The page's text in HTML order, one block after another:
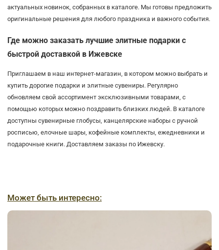
актуальных новинок, собранных в каталоге. Мы готовы предложить
оригинальные решения для любого праздника и важного события.
Где можно заказать лучшие элитные подарки с
быстрой доставкой в Ижевске
Приглашаем в наш интернет-магазин, в котором можно выбрать и
купить дорогие подарки и элитные сувениры. Регулярно
обновляем свой ассортимент эксклюзивными товарами, с
помощью которых можно поздравить близких людей. В каталоге
доступны сувенирные глобусы, канцелярские наборы с ручной
росписью, елочные шары, кофейные комплекты, ежедневники и
подарочные книги. Доставляем заказы по Ижевску.
Может быть интересно: